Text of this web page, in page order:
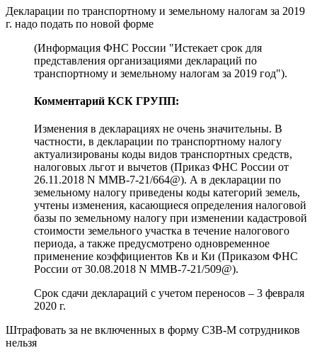
Декларации по транспортному и земельному налогам за 2019
г. надо подать по новой форме
(Информация ФНС России "Истекает срок для
представления организациями деклараций по
транспортному и земельному налогам за 2019 год").
Комментарий КСК ГРУПП:
Изменения в декларациях не очень значительны. В
частности, в декларации по транспортному налогу
актуализированы коды видов транспортных средств,
налоговых льгот и вычетов (Приказ ФНС России от
26.11.2018 N ММВ-7-21/664@). А в декларации по
земельному налогу приведены коды категорий земель,
учтены изменения, касающиеся определения налоговой
базы по земельному налогу при изменении кадастровой
стоимости земельного участка в течение налогового
периода, а также предусмотрено одновременное
применение коэффициентов Кв и Ки (Приказом ФНС
России от 30.08.2018 N ММВ-7-21/509@).
Срок сдачи деклараций с учетом переносов – 3 февраля
2020 г.
Штрафовать за не включенных в форму СЗВ-М сотрудников
нельзя